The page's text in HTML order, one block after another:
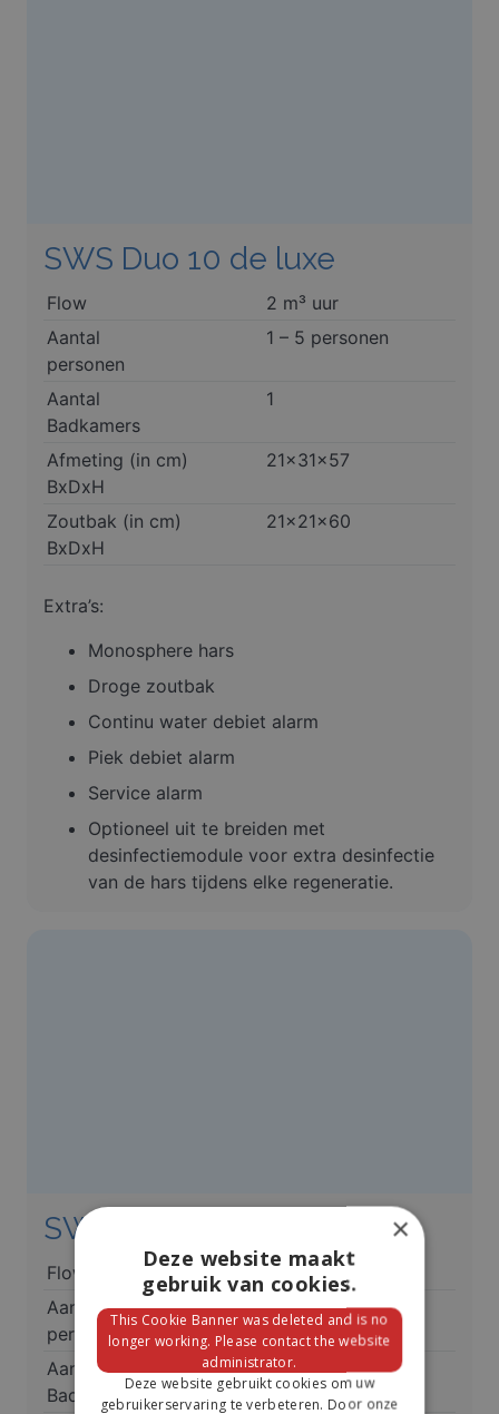
SWS Duo 10 de luxe
Flow
2 m³ uur
Aantal
personen
1 – 5 personen
Aantal
Badkamers
1
Afmeting (in cm)
BxDxH
21x31x57
Zoutbak (in cm)
BxDxH
21x21x60
Extra’s:
Monosphere hars
Droge zoutbak
Continu water debiet alarm
Piek debiet alarm
Service alarm
Optioneel uit te breiden met
desinfectiemodule voor extra desinfectie
van de hars tijdens elke regeneratie.
SWS Combi 10
Flow
2 m³uur
Aantal
personen
1 – 5 personen
Aantal
Badkamers
1
×
Deze website maakt
gebruik van cookies.
This Cookie Banner was deleted and is no
longer working. Please contact the website
administrator.
Deze website gebruikt cookies om uw
gebruikerservaring te verbeteren. Door onze